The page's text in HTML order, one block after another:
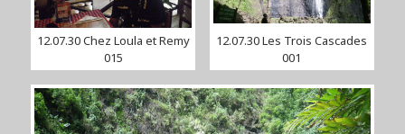
12.07.30 Chez Loula et Remy
015
12.07.30 Les Trois Cascades
001